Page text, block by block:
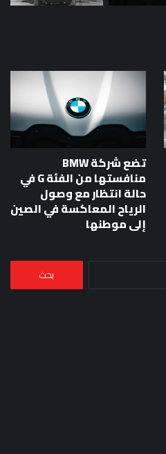
تضع شركة BMW
منافستها من الفئة G في
حالة انتظار مع وصول
الرياح المعاكسة في الصين
إلى موطنها
البحث